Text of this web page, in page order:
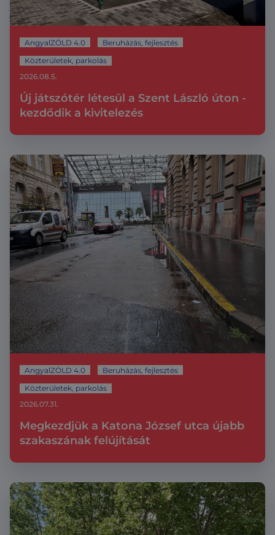
AngyalZÖLD 4.0
Beruházás, fejlesztés
Közterületek, parkolás
Új játszótér létesül a Szent László úton -
kezdődik a kivitelezés
2026.08.5.
AngyalZÖLD 4.0
Beruházás, fejlesztés
Közterületek, parkolás
Megkezdjük a Katona József utca újabb
szakaszának felújítását
2026.07.31.